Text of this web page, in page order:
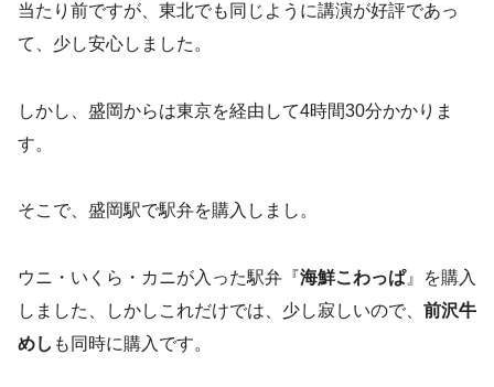
当たり前ですが、東北でも同じように講演が好評であっ
て、少し安心しました。
しかし、盛岡からは東京を経由して4時間30分かかりま
す。
そこで、盛岡駅で駅弁を購入しまし。
ウニ・いくら・カニが入った駅弁『海鮮こわっぱ』を購入
しました、しかしこれだけでは、少し寂しいので、 前沢牛
めし も同時に購入です。